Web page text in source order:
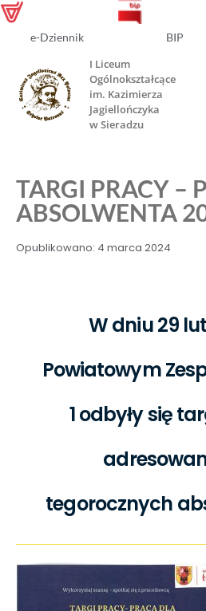
e-Dziennik BIP
I Liceum
Ogólnokształcące
im. Kazimierza
Jagiellończyka
w Sieradzu
TARGI PRACY –
ABSOLWENTA
Opublikowano: 4 marca 2024
W dniu 29
Powiatowym
1 odbyły się
tegorocznych